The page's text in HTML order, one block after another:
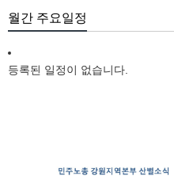
월간 주요일정
등록된 일정이 없습니다.